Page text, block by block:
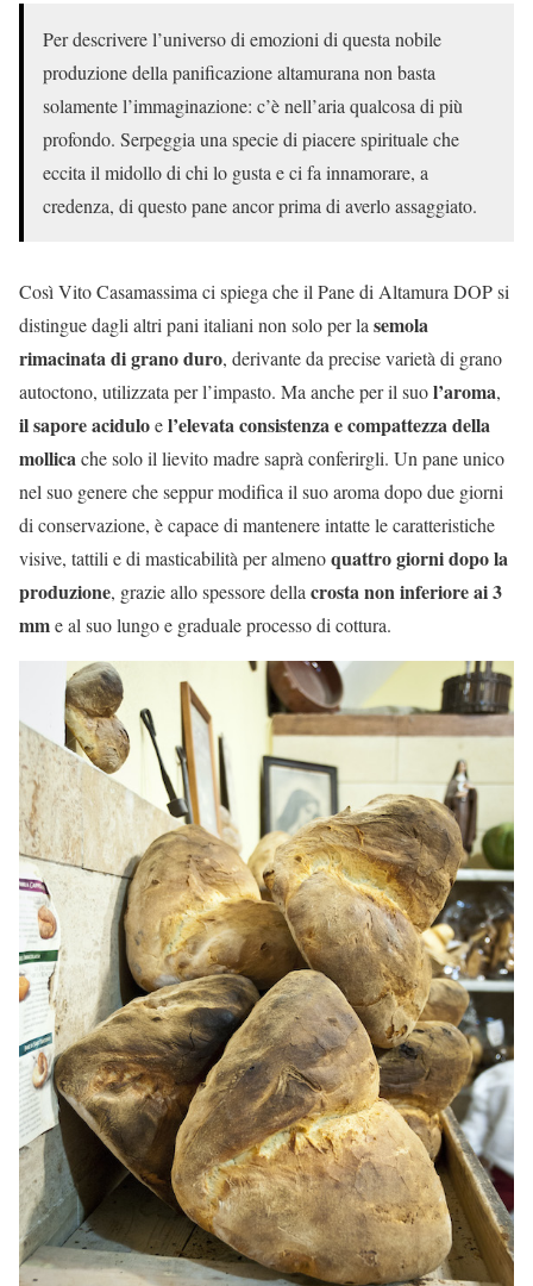
Per descrivere l’universo di emozioni di questa nobile
produzione della panificazione altamurana non basta
solamente l’immaginazione: c’è nell’aria qualcosa di più
profondo. Serpeggia una specie di piacere spirituale che
eccita il midollo di chi lo gusta e ci fa innamorare, a
credenza, di questo pane ancor prima di averlo assaggiato.
Così Vito Casamassima ci spiega che il Pane di Altamura DOP si
distingue dagli altri pani italiani non solo per la semola
rimacinata di grano duro, derivante da precise varietà di grano
autoctono, utilizzata per l’impasto. Ma anche per il suol’aroma,
il sapore aciduloel’elevata consistenza e compattezza della
mollica che solo il lievito madre saprà conferirgli. Un pane unico
nel suo genere che seppur modifica il suo aroma dopo due giorni
di conservazione, è capace di mantenere intatte le caratteristiche
visive, tattili e di masticabilità per almenoquattro giorni dopo la
produzione, grazie allo spessore della crosta non inferiore ai 3
mme al suo lungo e graduale processo di cottura.